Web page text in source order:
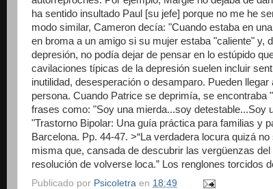
ha sentido insultado Paul [su jefe] porque no me he
modo similar, Cameron decía: "Cuando estaba en
en broma a un amigo si su mujer estaba "caliente" y,
depresión, no podía dejar de pensar en lo estúpido
cavilaciones típicas de la depresión suelen incluir
inutilidad, desesperación o desamparo. Pueden
persona. Cuando Patrice se deprimía, se encontraba
frases como: "Soy una mierda...soy detestable...Soy
"Trastorno Bipolar: Una guía práctica para familias y
Barcelona. Pp. 44-47. >“La verdadera locura quizá
misma que, cansada de descubrir las vergüenzas
resolución de volverse loca.” Los renglones torcidos
Publicado por Psicoletra en 18:49